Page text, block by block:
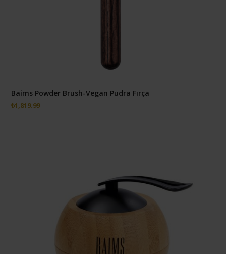
Baims Powder Brush-Vegan Pudra Fırça
₺1,819.99